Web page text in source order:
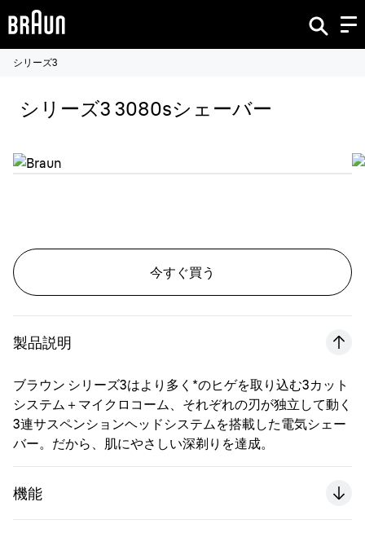
シリーズ3
シリーズ3 3080sシェーバー
今すぐ買う
製品説明
ブラウン シリーズ3はより多く*のヒゲを取り込む3カット
システム＋マイクロコーム、それぞれの刃が独立して動く
3連サスペンションヘッドシステムを搭載した電気シェー
バー。だから、肌にやさしい深剃りを達成。
機能